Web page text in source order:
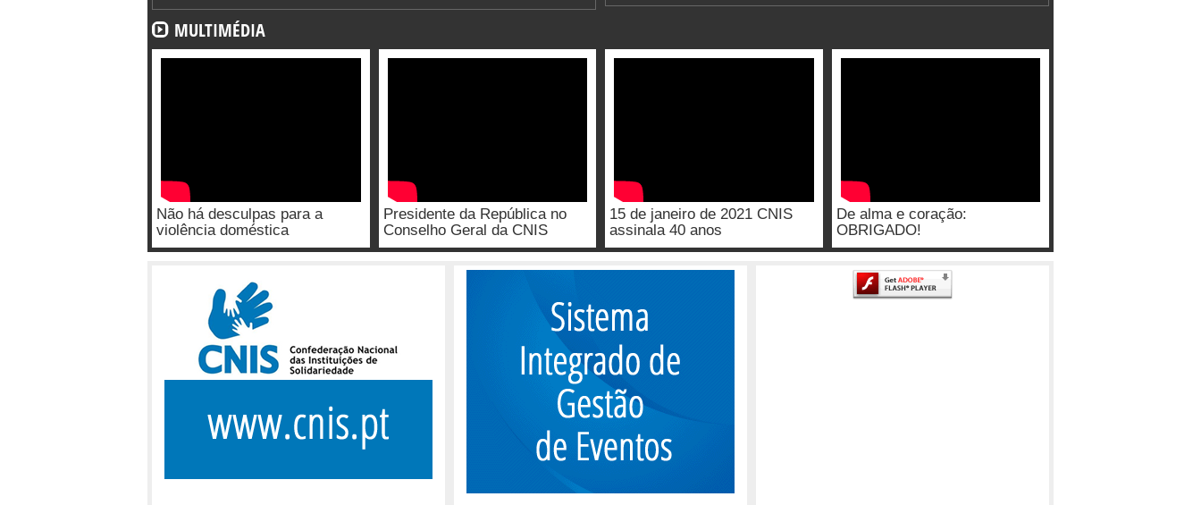
MULTIMÉDIA
Não há desculpas para a
violência doméstica
Presidente da República no
Conselho Geral da CNIS
15 de janeiro de 2021 CNIS
assinala 40 anos
De alma e coração:
OBRIGADO!